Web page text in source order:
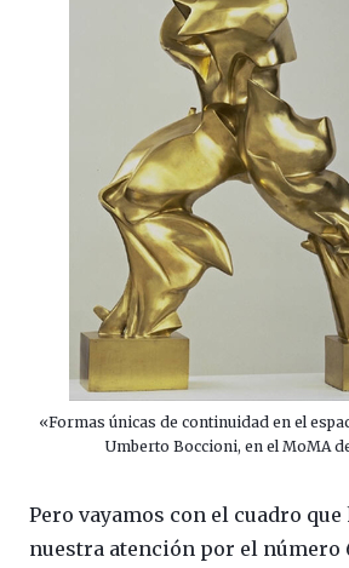
«Formas únicas de continuidad en el
Umberto Boccioni, en el MoMA
Pero vayamos con el cuadro
nuestra atención por el número